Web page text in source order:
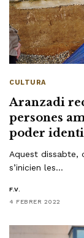
CULTURA
Aranzadi
persones
poder
Aquest dissabte,
s’inicien les…
F.V.
4 FEBRER 2022